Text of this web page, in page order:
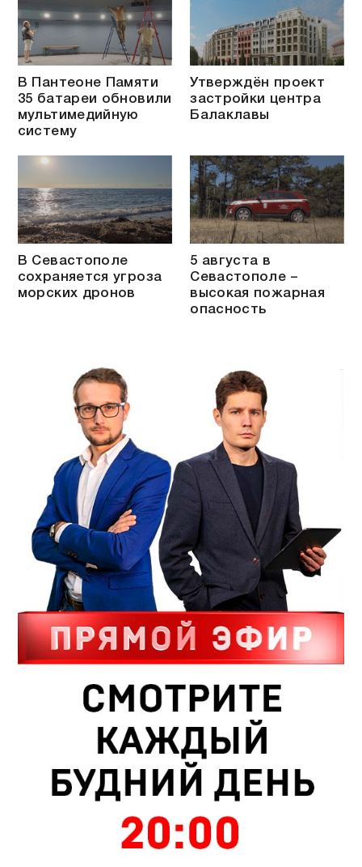
В Пантеоне Памяти
35 батареи обновили
мультимедийную
систему
Утверждён проект
застройки центра
Балаклавы
В Севастополе
сохраняется угроза
морских дронов
5 августа в
Севастополе –
высокая пожарная
опасность